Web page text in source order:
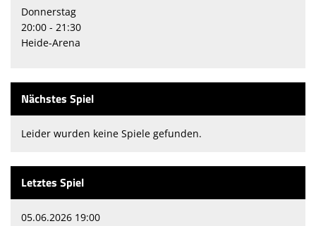
Donnerstag
20:00 - 21:30
Heide-Arena
Nächstes Spiel
Leider wurden keine Spiele gefunden.
Letztes Spiel
05.06.2026 19:00